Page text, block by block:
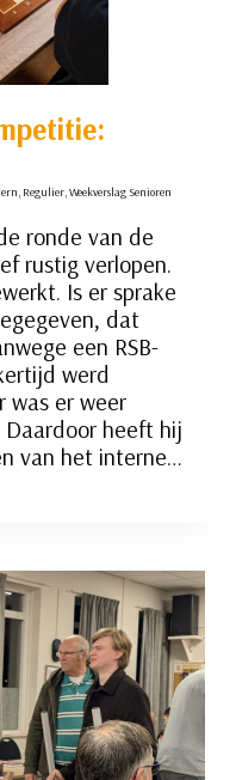
, Regulier,Weekverslag Senioren
ronde van de
rustig verlopen.
Is er sprake
dat
een RSB-
werd
was er weer
heeft hij
van het interne…